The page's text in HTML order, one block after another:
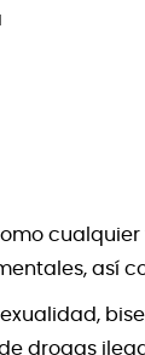
así
drogas